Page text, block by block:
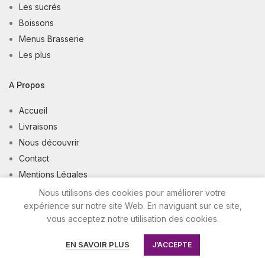
Les sucrés
Boissons
Menus Brasserie
Les plus
A Propos
Accueil
Livraisons
Nous découvrir
Contact
Mentions Légales
Conditions Générales de Vente
Good Délices 2020, tous droits réservés - SARL unipersonnelle
au capital de 9 000 € - SIRET : 80531979500011 -Création et
programmation de sites internet : Déclic Communication
Nous utilisons des cookies pour améliorer votre
expérience sur notre site Web. En naviguant sur ce site,
vous acceptez notre utilisation des cookies.
EN SAVOIR PLUS J’ACCEPTE